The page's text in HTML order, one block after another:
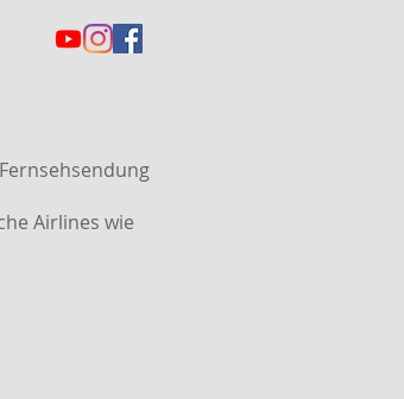
Airlines wie